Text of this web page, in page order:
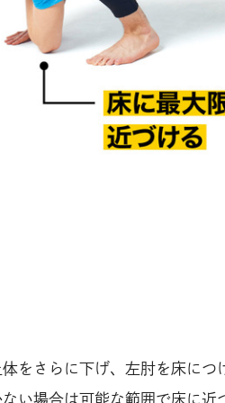
をさらに下げ、左肘を床に
い場合は可能な範囲で床に